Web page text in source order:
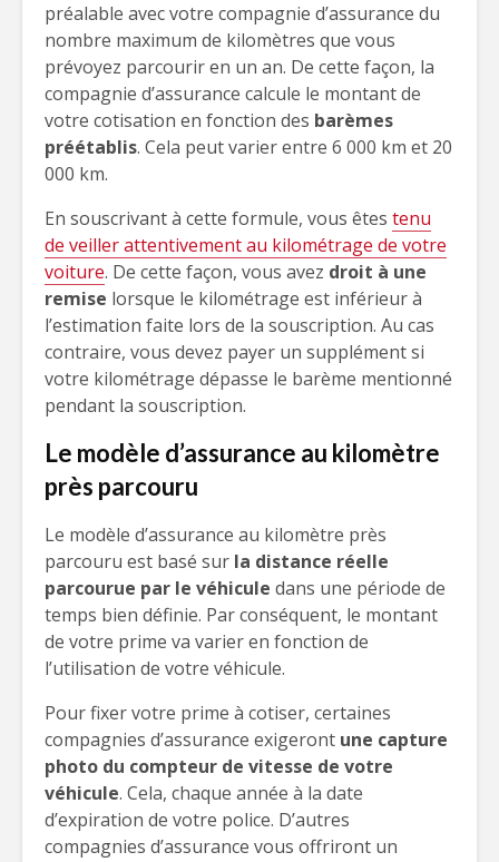
préalable avec votre compagnie d’assurance du
nombre maximum de kilomètres que vous
prévoyez parcourir en un an. De cette façon, la
compagnie d’assurance calcule le montant de
votre cotisation en fonction des barèmes
préétablis. Cela peut varier entre 6 000 km et 20
000 km.
En souscrivant à cette formule, vous êtes tenu
de veiller attentivement au kilométrage de votre
voiture. De cette façon, vous avez droit à une
remise lorsque le kilométrage est inférieur à
l’estimation faite lors de la souscription. Au cas
contraire, vous devez payer un supplément si
votre kilométrage dépasse le barème mentionné
pendant la souscription.
Le modèle d’assurance au kilomètre
près parcouru
Le modèle d’assurance au kilomètre près
parcouru est basé sur la distance réelle
parcourue par le véhicule dans une période de
temps bien définie. Par conséquent, le montant
de votre prime va varier en fonction de
l’utilisation de votre véhicule.
Pour fixer votre prime à cotiser, certaines
compagnies d’assurance exigeront une capture
photo du compteur de vitesse de votre
véhicule. Cela, chaque année à la date
d’expiration de votre police. D’autres
compagnies d’assurance vous offriront un